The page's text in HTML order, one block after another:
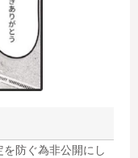
防ぐ為非公開にし